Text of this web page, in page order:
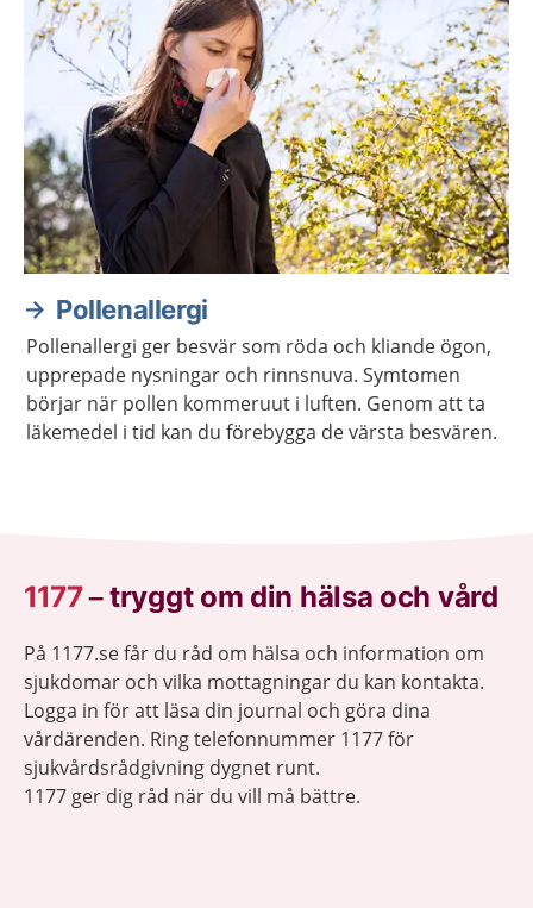
Pollenallergi
Pollenallergi ger besvär som röda och kliande ögon,
upprepade nysningar och rinnsnuva. Symtomen
börjar när pollen kommeruut i luften. Genom att ta
läkemedel i tid kan du förebygga de värsta besvären.
1177–tryggt om din hälsa och vård
På 1177.se får du råd om hälsa och information om
sjukdomar och vilka mottagningar du kan kontakta.
Logga in för att läsa din journal och göra dina
vårdärenden. Ring telefonnummer 1177 för
sjukvårdsrådgivning dygnet runt.
1177 ger dig råd när du vill må bättre.